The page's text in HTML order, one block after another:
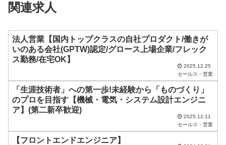
ー
ド
は
の
ま
関連求人
法人営業【国内トップクラスの自社プロダクト/働きが
いのある会社(GPTW)認定/グロース上場企業/フレック
ス勤務/在宅OK】
2025.12.25
セールス・営業
「生涯技術者」への第一歩!未経験から「ものづくり」
のプロを目指す【機械・電気・システム設計エンジニ
ア】(第二新卒歓迎)
2025.12.11
セールス・営業
【フロントエンドエンジニア】